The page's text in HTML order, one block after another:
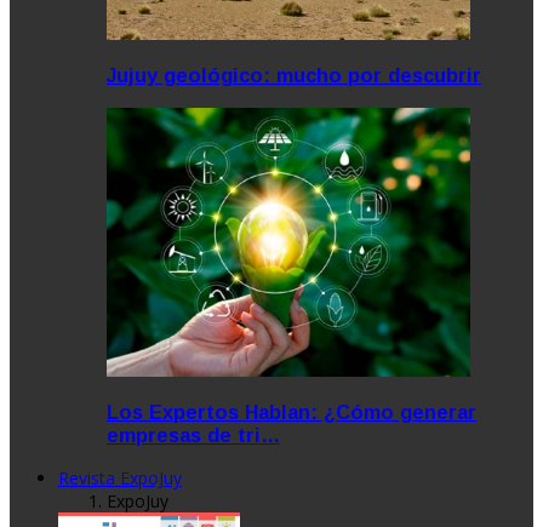
Jujuy geológico: mucho por descubrir
Los Expertos Hablan: ¿Cómo generar
empresas de tri…
Revista ExpoJuy
ExpoJuy